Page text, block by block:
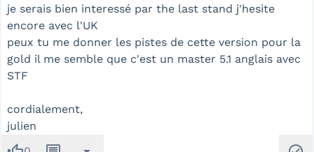
je serais bien interessé par the last stand j'hesite
encore avec l'UK
peux tu me donner les pistes de cette version pour la
gold il me semble que c'est un master 5.1 anglais avec
STF
cordialement,
julien